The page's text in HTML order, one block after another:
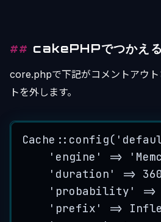
cakePHPでつかえる
core.phpで下記がコメントアウ
トを外します。
Cache:: config( '
' engine ' => '
' duration ' =>
' probability ' =>
' prefix ' =>